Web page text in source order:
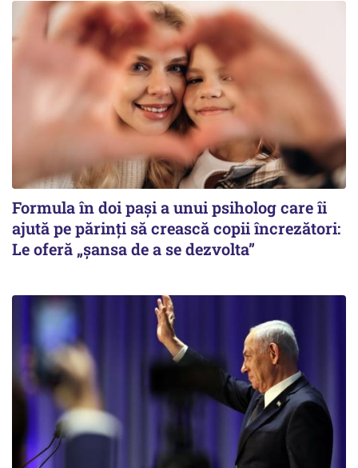
Formula în doi pași a unui psiholog care îi
ajută pe părinți să crească copii încrezători:
Le oferă „șansa de a se dezvolta”